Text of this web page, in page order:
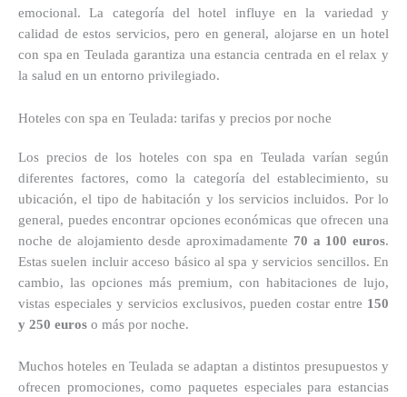
emocional. La categoría del hotel influye en la variedad y
calidad de estos servicios, pero en general, alojarse en un hotel
con spa en Teulada garantiza una estancia centrada en el relax y
la salud en un entorno privilegiado.
Hoteles con spa en Teulada: tarifas y precios por noche
Los precios de los hoteles con spa en Teulada varían según
diferentes factores, como la categoría del establecimiento, su
ubicación, el tipo de habitación y los servicios incluidos. Por lo
general, puedes encontrar opciones económicas que ofrecen una
noche de alojamiento desde aproximadamente 70 a 100 euros.
Estas suelen incluir acceso básico al spa y servicios sencillos. En
cambio, las opciones más premium, con habitaciones de lujo,
vistas especiales y servicios exclusivos, pueden costar entre 150
y 250 euros o más por noche.
Muchos hoteles en Teulada se adaptan a distintos presupuestos y
ofrecen promociones, como paquetes especiales para estancias